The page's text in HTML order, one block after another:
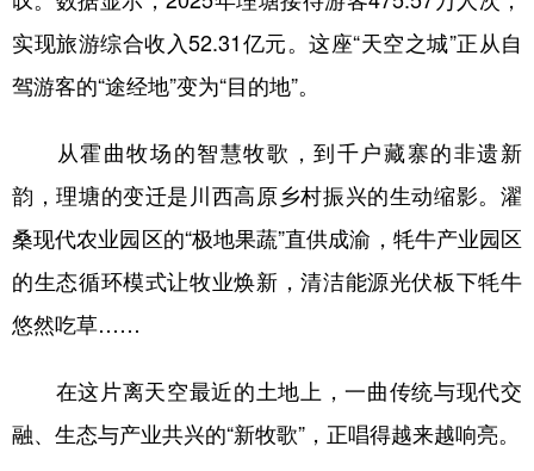
实现旅游综合收入52.31亿元。这座“天空之城”正从自
驾游客的“途经地”变为“目的地”。
从霍曲牧场的智慧牧歌，到千户藏寨的非遗新
韵，理塘的变迁是川西高原乡村振兴的生动缩影。濯
桑现代农业园区的“极地果蔬”直供成渝，牦牛产业园区
的生态循环模式让牧业焕新，清洁能源光伏板下牦牛
悠然吃草……
在这片离天空最近的土地上，一曲传统与现代交
融、生态与产业共兴的“新牧歌”，正唱得越来越响亮。